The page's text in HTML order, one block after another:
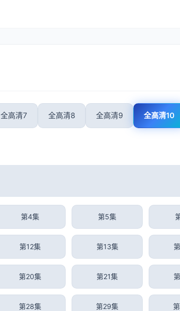
全高清7 全高清8 全高清9 全高清10
第4集 第5集
第12集 第13集
第20集 第21集
第28集 第29集